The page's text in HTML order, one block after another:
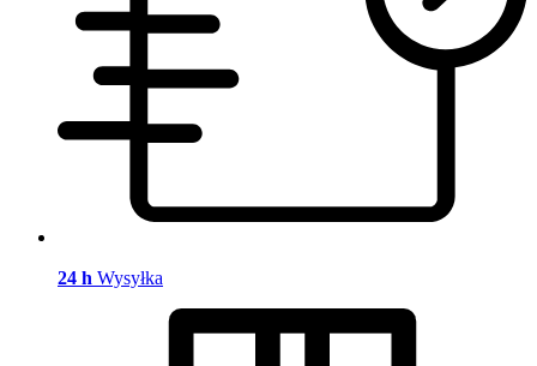
24 h Wysyłka